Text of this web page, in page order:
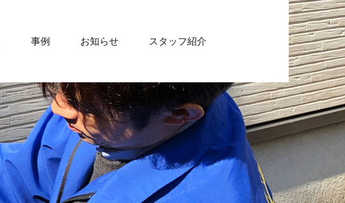
事例 お知らせ スタッフ紹介